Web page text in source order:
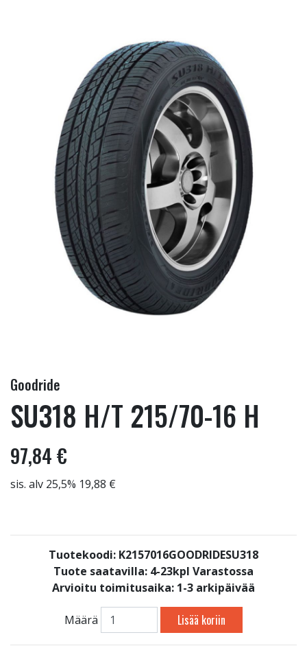
Goodride
SU318 H/T 215/70-16 H
97,84 €
sis. alv 25,5% 19,88 €
Tuotekoodi: K2157016GOODRIDESU318
Tuote saatavilla: 4-23kpl Varastossa
Arvioitu toimitusaika: 1-3 arkipäivää
Määrä Lisää koriin